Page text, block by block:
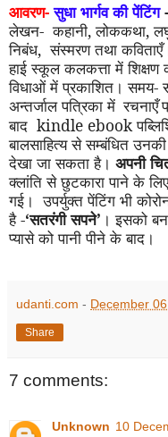
आवरण-सुधा भार्गव की पेंटिंग-
लेखन- कहानी, लोककथा,
निबंध, संस्मरण तथा
हाई स्कूल कलकत्ता में शिक्षण
विधाओं में प्रकाशित।
अन्तर्जाल पत्रिका में रचनाएँ
बाद kindle ebook
बालसाहित्य से सम्बंधित
देखा जा सकता है। अपनी
क्लांति से छुटकारा पाने के
गई। उपर्युक्त पेंटिंग भी
है -‘सतरंगी सपने’ । इसको
प्यासे को पानी पीने के बाद।
udanti.com - December
Share
7 comments:
Unknown 10